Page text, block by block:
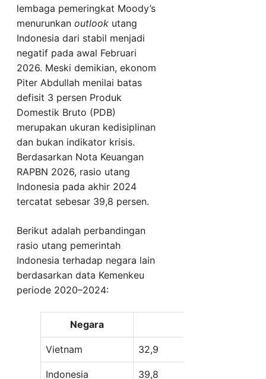
lembaga pemeringkat Moody’s
menurunkan outlook utang
Indonesia dari stabil menjadi
negatif pada awal Februari
2026. Meski demikian, ekonom
Piter Abdullah menilai batas
defisit 3 persen Produk
Domestik Bruto (PDB)
merupakan ukuran kedisiplinan
dan bukan indikator krisis.
Berdasarkan Nota Keuangan
RAPBN 2026, rasio utang
Indonesia pada akhir 2024
tercatat sebesar 39,8 persen.
Berikut adalah perbandingan
rasio utang pemerintah
Indonesia terhadap negara lain
berdasarkan data Kemenkeu
periode 2020–2024:
Negara
Vietnam 32,9
Indonesia 39,8